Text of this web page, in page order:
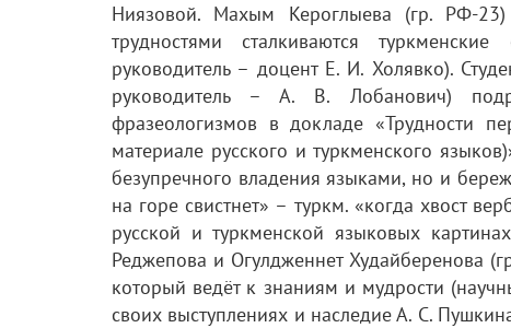
Ниязовой. Махым Кероглыева (гр. РФ-
трудностями сталкиваются
руководитель – доцент Е. И. Холявко).
руководитель – А. В. Лобанович)
фразеологизмов в докладе «Трудности
материале русского и туркменского
безупречного владения языками, но и
на горе свистнет» – туркм. «когда хвост
русской и туркменской языковых
Реджепова и Огулдженнет Худайберенова
который ведёт к знаниям и мудрости
своих выступлениях и наследие А. С.